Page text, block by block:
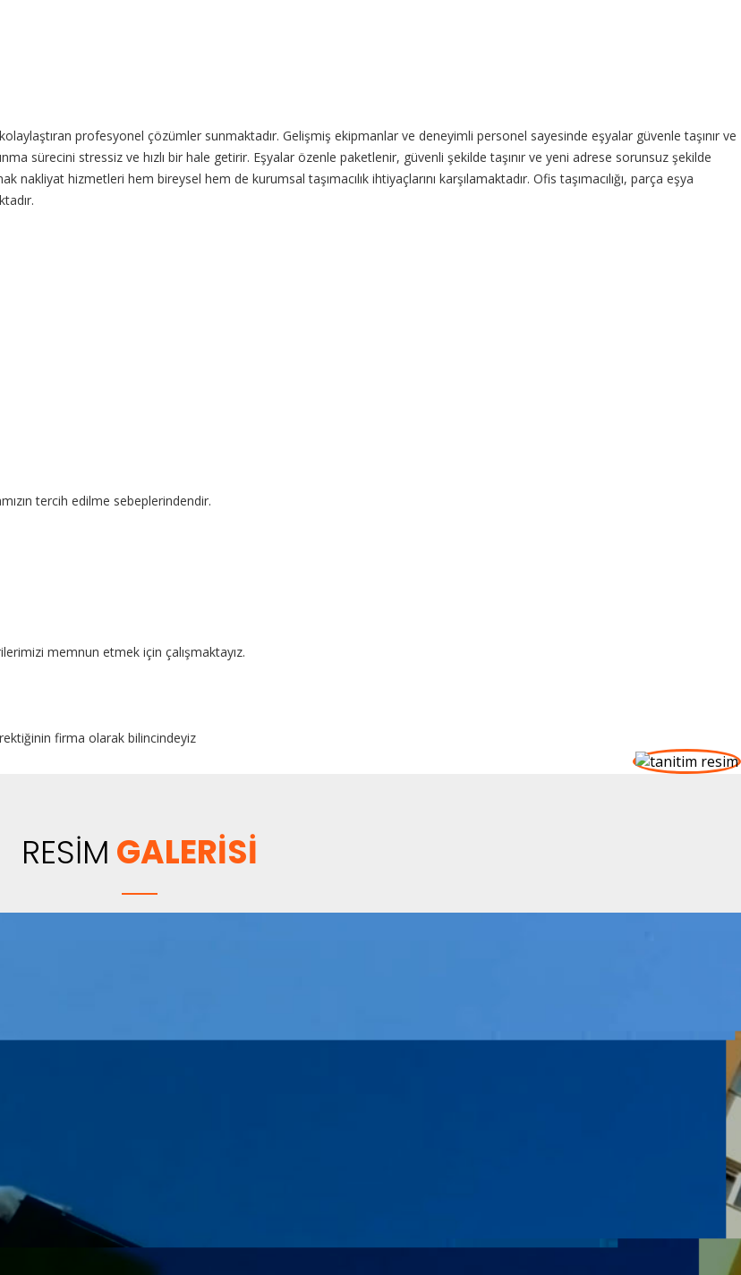
profesyonel çözümler sunmaktadır. Gelişmiş ekipmanlar ve deneyimli personel sayesinde eşyalar güvenle taşınır ve
sürecini stressiz ve hızlı bir hale getirir. Eşyalar özenle paketlenir, güvenli şekilde taşınır ve yeni adrese sorunsuz şekilde
hizmetleri hem bireysel hem de kurumsal taşımacılık ihtiyaçlarını karşılamaktadır. Ofis taşımacılığı, parça eşya
tercih edilme sebeplerindendir.
memnun etmek için çalışmaktayız.
firma olarak bilincindeyiz
RESİM GALERİSİ